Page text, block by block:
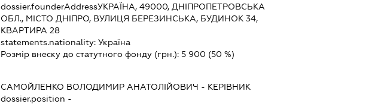
dossier.founderAddressУКРАЇНА, 49000, ДНІПРОПЕТРОВСЬКА
ОБЛ., МІСТО ДНІПРО, ВУЛИЦЯ БЕРЕЗИНСЬКА, БУДИНОК 34,
КВАРТИРА 28
statements.nationality:Україна
Розмір внеску до статутного фонду (грн.):5 900 (50 %)
САМОЙЛЕНКО ВОЛОДИМИР АНАТОЛІЙОВИЧ - КЕРІВНИК
dossier.position -